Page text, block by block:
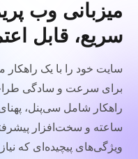
میزبانی وب
سریع، قابل
سایت خود را با یک
برای سرعت و سادگی
ساعته و سخت‌افزار
ویژگی‌های پیچیده‌ای که